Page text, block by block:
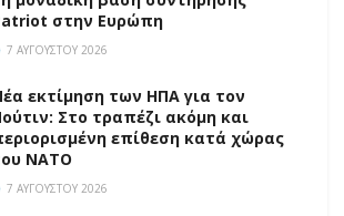
στην Ευρώπη
7 ΑΥΓΟΎΣΤΟΥ 2026
εκτίμηση των ΗΠΑ για τον
Στο τραπέζι ακόμη και
επίθεση κατά χώρας
ΝΑΤΟ
7 ΑΥΓΟΎΣΤΟΥ 2026